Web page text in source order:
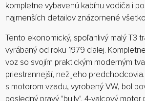
kompletne vybavenú kabínu vodiča i
najmenších detailov znázornené
Tento ekonomický, spoľahlivý malý T3
vyrábaný od roku 1979 ďalej.
voz so svojím praktickým moderným
priestrannejší, než jeho
s motorom vzadu, vyrobený VW, bol
posledný pravý "bully". 4-valcový